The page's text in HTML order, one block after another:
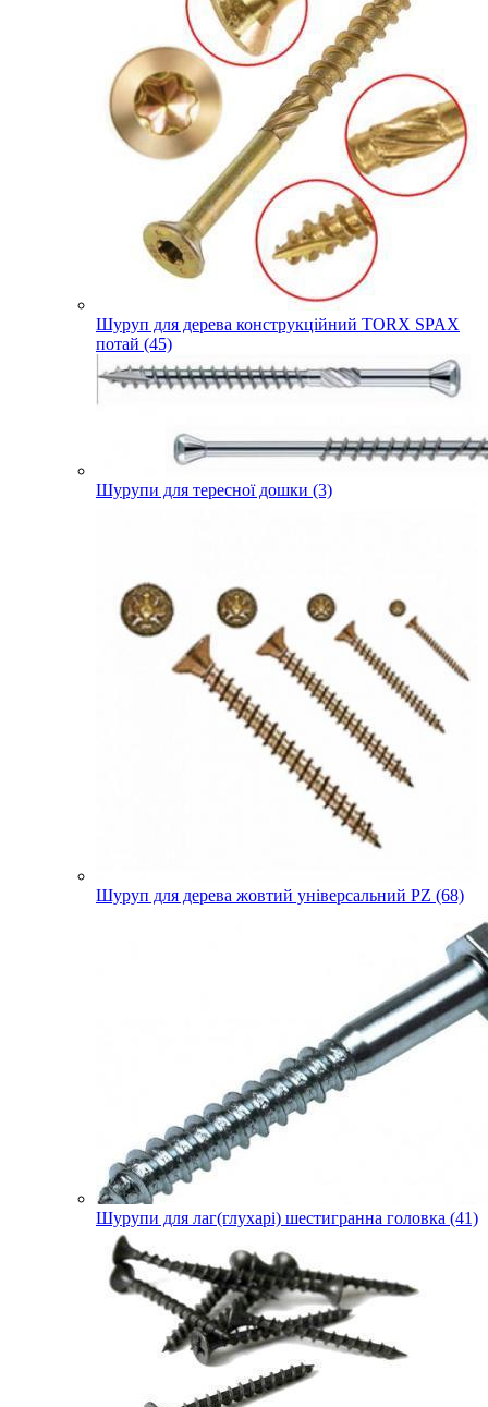
Шуруп для дерева конструкційний TORX SPAX
потай (45)
Шурупи для тересної дошки (3)
Шуруп для дерева жовтий універсальний PZ (68)
Шурупи для лаг(глухарі) шестигранна головка (41)